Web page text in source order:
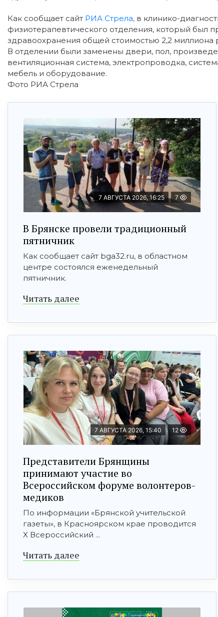
Как сообщает сайт РИА Стрела, в клинико-
физиотерапевтического отделения, который был
здравоохранения общей стоимостью 2,2 миллиона
В отделении были заменены двери, пол,
вентиляционная система, электропроводка,
мебель и оборудование.
Фото РИА Стрела
7 АВГУСТА 2026, 16:25 7
В Брянске провели традиционный
пятничник
Как сообщает сайт bga32.ru, в областном
центре состоялся еженедельный
пятничник.
Читать далее
7 АВГУСТА 2026, 15:40 12
Представители Брянщины
принимают участие во
Всероссийском форуме волонтеров-
медиков
По информации «Брянской учительской
газеты», в Красноярском крае проводится
X Всероссийский ...
Читать далее